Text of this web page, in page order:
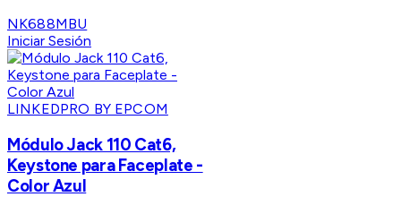
NK688MBU
Iniciar Sesión
LINKEDPRO BY EPCOM
Módulo Jack 110 Cat6,
Keystone para Faceplate -
Color Azul